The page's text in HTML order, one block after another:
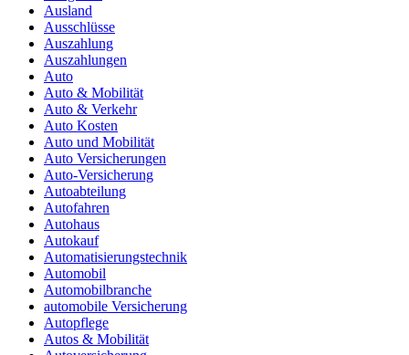
Ausland
Ausschlüsse
Auszahlung
Auszahlungen
Auto
Auto & Mobilität
Auto & Verkehr
Auto Kosten
Auto und Mobilität
Auto Versicherungen
Auto-Versicherung
Autoabteilung
Autofahren
Autohaus
Autokauf
Automatisierungstechnik
Automobil
Automobilbranche
automobile Versicherung
Autopflege
Autos & Mobilität